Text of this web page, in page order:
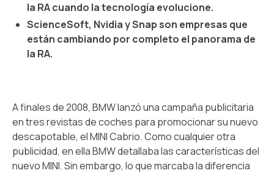
la RA cuando la tecnología evolucione.
ScienceSoft, Nvidia y Snap son empresas que
están cambiando por completo el panorama de
la RA.
A finales de 2008, BMW lanzó una campaña publicitaria
en tres revistas de coches para promocionar su nuevo
descapotable, el MINI Cabrio. Como cualquier otra
publicidad, en ella BMW detallaba las características del
nuevo MINI. Sin embargo, lo que marcaba la diferencia